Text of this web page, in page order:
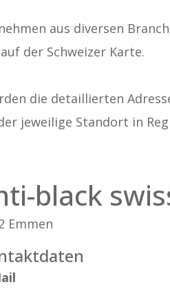
aus diversen
der Schweizer Karte.
die detaillierten
jeweilige Standort in
black
Emmen